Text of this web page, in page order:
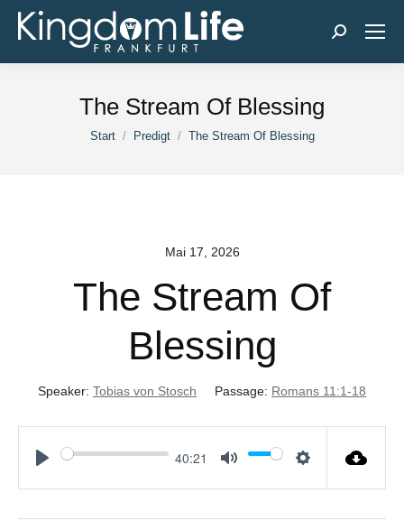
Search:
The Stream Of Blessing
Sie befinden sich hier:
Start Predigt The Stream Of Blessing
Mai 17, 2026
The Stream Of
Blessing
Speaker: Tobias von Stosch Passage: Romans 11:1-18
40:21